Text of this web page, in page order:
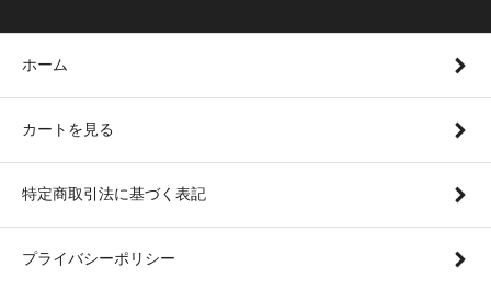
ホーム
カートを見る
特定商取引法に基づく表記
プライバシーポリシー